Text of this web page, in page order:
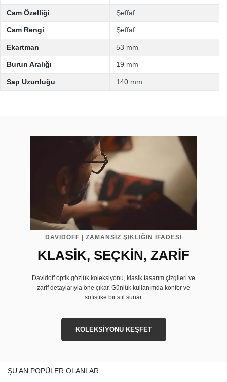
Cam Özelliği Şeffaf
Cam Rengi Şeffaf
Ekartman 53 mm
Burun Aralığı 19 mm
Sap Uzunluğu 140 mm
DAVIDOFF | ZAMANSIZ ŞIKLIĞIN İFADESİ
KLASİK, SEÇKİN, ZARİF
Davidoff optik gözlük koleksiyonu, klasik tasarım çizgileri ve
zarif detaylarıyla öne çıkar. Günlük kullanımda konfor ve
sofistike bir stil sunar.
KOLEKSİYONU KEŞFET
ŞU AN POPÜLER OLANLAR